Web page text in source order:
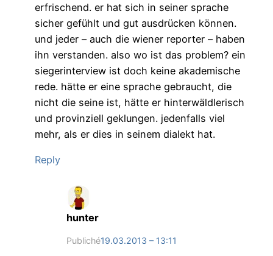
erfrischend. er hat sich in seiner sprache
sicher gefühlt und gut ausdrücken können.
und jeder – auch die wiener reporter – haben
ihn verstanden. also wo ist das problem? ein
siegerinterview ist doch keine akademische
rede. hätte er eine sprache gebraucht, die
nicht die seine ist, hätte er hinterwäldlerisch
und provinziell geklungen. jedenfalls viel
mehr, als er dies in seinem dialekt hat.
Reply
hunter
Publiché19.03.2013 – 13:11